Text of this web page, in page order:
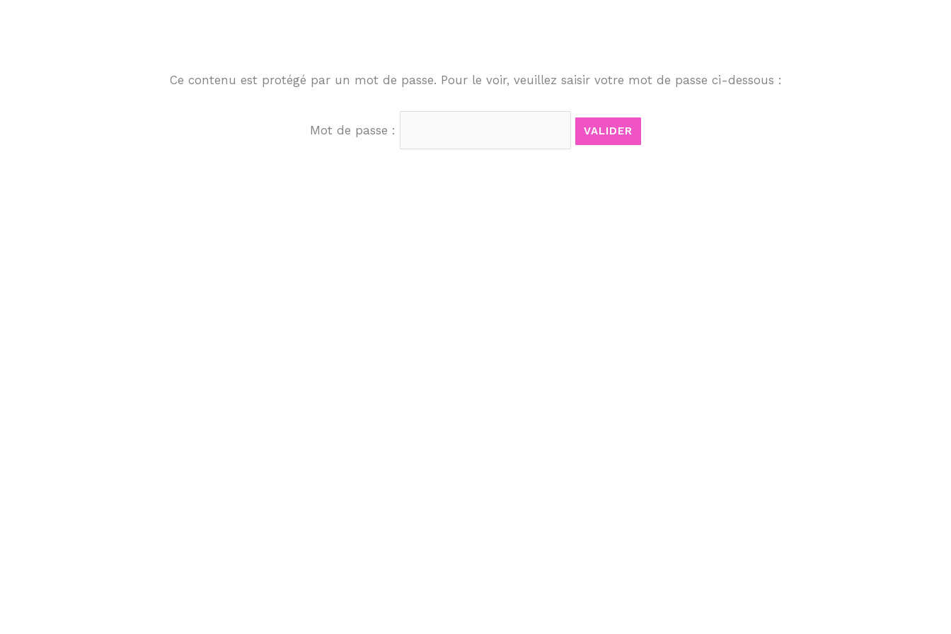
Ce contenu est protégé par un mot de passe. Pour le voir, veuillez saisir votre mot de passe ci-dessous :
Mot de passe :